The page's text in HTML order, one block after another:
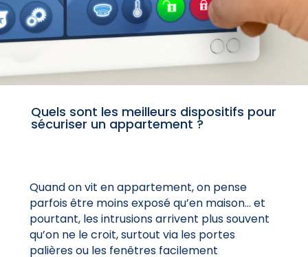
Quels sont les meilleurs dispositifs pour
sécuriser un appartement ?
Quand on vit en appartement, on pense
parfois être moins exposé qu’en maison… et
pourtant, les intrusions arrivent plus souvent
qu’on ne le croit, surtout via les portes
palières ou les fenêtres facilement